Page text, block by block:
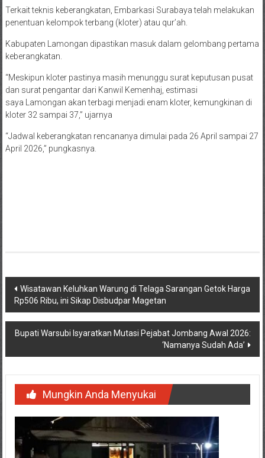
Terkait teknis keberangkatan, Embarkasi Surabaya telah melakukan
penentuan kelompok terbang (kloter) atau qur’ah.
Kabupaten Lamongan dipastikan masuk dalam gelombang pertama
keberangkatan.
“Meskipun kloter pastinya masih menunggu surat keputusan pusat
dan surat pengantar dari Kanwil Kemenhaj, estimasi
saya Lamongan akan terbagi menjadi enam kloter, kemungkinan di
kloter 32 sampai 37,” ujarnya
“Jadwal keberangkatan rencananya dimulai pada 26 April sampai 27
April 2026,” pungkasnya.
Navigasi
pos
Wisatawan Keluhkan Warung di Telaga Sarangan Getok Harga
Rp506 Ribu, ini Sikap Disbudpar Magetan
Bupati Warsubi Isyaratkan Mutasi Pejabat Jombang Awal 2026:
‘Namanya Sudah Ada’
Mungkin Anda Menyukai